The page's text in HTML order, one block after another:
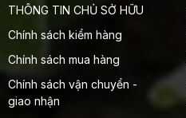
THÔNG TIN CHỦ SỞ HỮU
Chính sách kiểm hàng
Chính sách mua hàng
Chính sách vận chuyển -
giao nhận